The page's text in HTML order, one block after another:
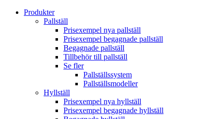
Produkter
Pallställ
Prisexempel nya pallställ
Prisexempel begagnade pallställ
Begagnade pallställ
Tillbehör till pallställ
Se fler
Pallställssystem
Pallställsmodeller
Hyllställ
Prisexempel nya hyllställ
Prisexempel begagnade hyllställ